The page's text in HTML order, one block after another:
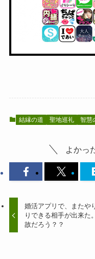
結縁の道 聖地巡礼 智慧
よかっ
婚活アプリで、またや
りできる相手が出来た
故だろう？？